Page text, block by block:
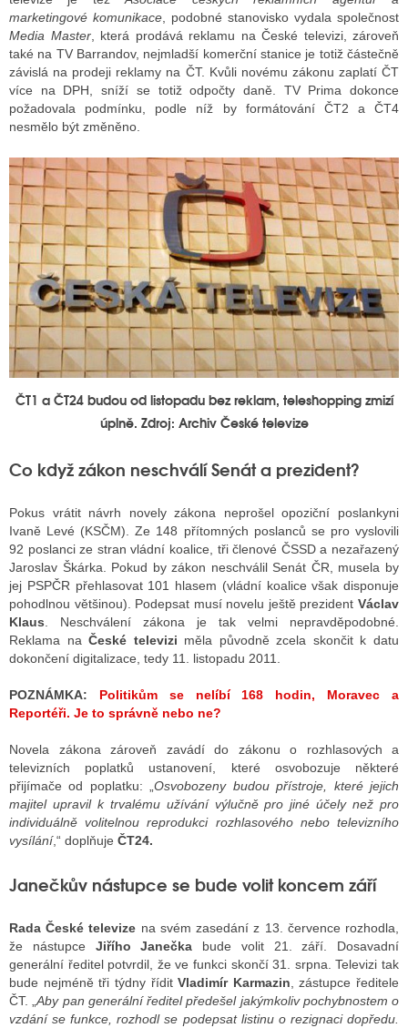
marketingové komunikace , podobné stanovisko vydala společnost
Media Master, která prodává reklamu na České televizi, zároveň
také na TV Barrandov, nejmladší komerční stanice je totiž částečně
závislá na prodeji reklamy na ČT. Kvůli novému zákonu zaplatí ČT
více na DPH, sníží se totiž odpočty daně. TV Prima dokonce
požadovala podmínku, podle níž by formátování ČT2 a ČT4
nesmělo být změněno.
ČT1 a ČT24 budou od listopadu bez reklam, teleshopping zmizí
úplně. Zdroj: Archiv České televize
Co když zákon neschválí Senát a prezident?
Pokus vrátit návrh novely zákona neprošel opoziční poslankyni
Ivaně Levé (KSČM). Ze 148 přítomných poslanců se pro vyslovili
92 poslanci ze stran vládní koalice, tři členové ČSSD a nezařazený
Jaroslav Škárka. Pokud by zákon neschválil Senát ČR, musela by
jej PSPČR přehlasovat 101 hlasem (vládní koalice však disponuje
pohodlnou většinou). Podepsat musí novelu ještě prezident Václav
Klaus . Neschválení zákona je tak velmi nepravděpodobné.
Reklama naČeské televizi měla původně zcela skončit k datu
dokončení digitalizace, tedy 11. listopadu 2011.
POZNÁMKA: Politikům se nelíbí 168 hodin, Moravec a
Reportéři. Je to správně nebo ne?
Novela zákona zároveň zavádí do zákonu o rozhlasových a
televizních poplatků ustanovení, které osvobozuje některé
přijímače od poplatku: „Osvobozeny budou přístroje, které jejich
majitel upravil k trvalému užívání výlučně pro jiné účely než pro
individuálně volitelnou reprodukci rozhlasového nebo televizního
vysílání,“ doplňuje ČT24.
Janečkův nástupce se bude volit koncem září
Rada České televize na svém zasedání z 13. července rozhodla,
že nástupce Jiřího Janečka bude volit 21. září. Dosavadní
generální ředitel potvrdil, že ve funkci skončí 31. srpna. Televizi tak
bude nejméně tři týdny říditVladimír Karmazin , zástupce ředitele
ČT. „Aby pan generální ředitel předešel jakýmkoliv pochybnostem o
vzdání se funkce, rozhodl se podepsat listinu o rezignaci dopředu.